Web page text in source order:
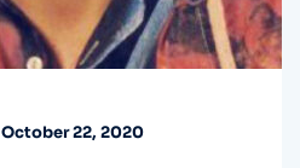
October 22, 2020